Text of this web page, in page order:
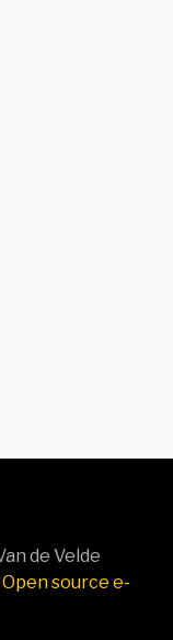
de Velde
Open source e-